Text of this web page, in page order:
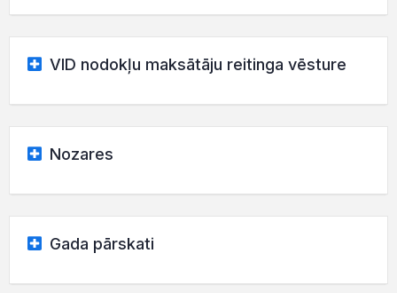
VID nodokļu maksātāju reitinga vēsture
Nozares
Gada pārskati